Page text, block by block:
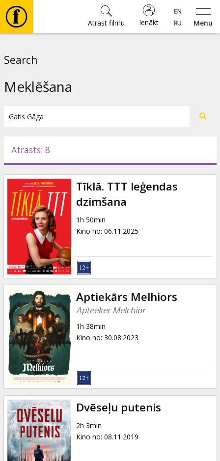
Menu
Ienākt
Atrast filmu
Pasākumi
Ziņas
Dāvanu
kartes
Uzkodas
B2B
Kino
Klubs
Search
Meklēšana
Atrasts: 8
Tīklā. TTT leģendas
dzimšana
1h 50min
Kino no: 06.11.2025
Aptiekārs Melhiors
Apteeker Melchior
1h 38min
Kino no: 30.08.2023
Dvēseļu putenis
2h 3min
Kino no: 08.11.2019